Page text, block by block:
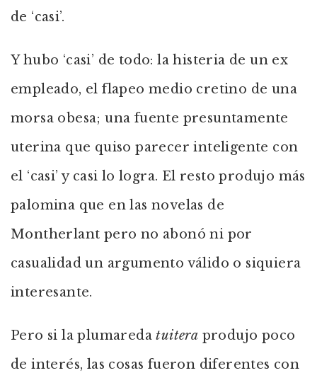
de ‘casi’.
Y hubo ‘casi’ de todo: la histeria de un ex
empleado, el flapeo medio cretino de una
morsa obesa; una fuente presuntamente
uterina que quiso parecer inteligente con
el ‘casi’ y casi lo logra. El resto produjo más
palomina que en las novelas de
Montherlant pero no abonó ni por
casualidad un argumento válido o siquiera
interesante.
Pero si la plumaredatuitera produjo poco
de interés, las cosas fueron diferentes con